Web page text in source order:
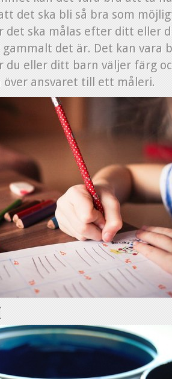
det ska bli så bra som
det ska målas efter ditt eller
gammalt det är. Det kan vara
du eller ditt barn väljer färg
ansvaret till ett måleri.